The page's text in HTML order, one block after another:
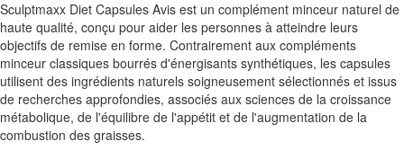
Sculptmaxx Diet Capsules Avis est un complément minceur naturel de
haute qualité, conçu pour aider les personnes à atteindre leurs
objectifs de remise en forme. Contrairement aux compléments
minceur classiques bourrés d'énergisants synthétiques, les capsules
utilisent des ingrédients naturels soigneusement sélectionnés et issus
de recherches approfondies, associés aux sciences de la croissance
métabolique, de l'équilibre de l'appétit et de l'augmentation de la
combustion des graisses.